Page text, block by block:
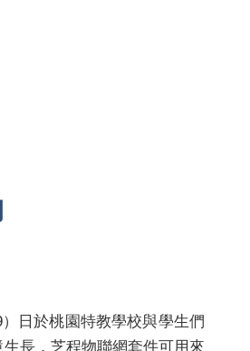
日於桃園特教學校與學生們
長，芝程物聯網套件可用來